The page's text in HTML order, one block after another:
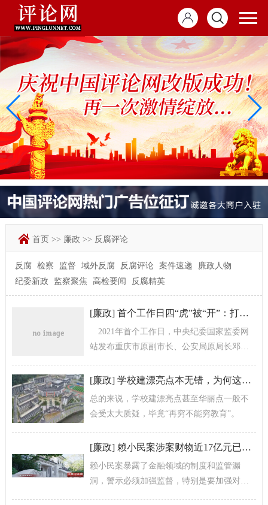
首页 >> 廉政 >> 反腐评论
反腐 检察 监督 域外反腐 反腐评论 案件速递
廉政人物
纪委新政
监察聚焦 高检要闻 反腐精英
[廉政] 首个工作日四“虎”被“开”：打虎的拳头，很硬！
2021年首个工作日，中央纪委国家监委网
站发布重庆市原副市长、公安局原局长邓恢
党中央坚定不移惩治腐败的决心意...
[廉政] 学校建漂亮点本无错，为何这所“豪华中学”让人困惑？
总的来说，学校建漂亮点甚至华丽点一般不
会受太大质疑，毕竟“再穷不能穷教育”。
[廉政] 赖小民案涉案财物近17亿元已追缴
赖小民案暴露了金融领域的制度和监管漏
洞，警示必须加强监督，特别是要加强对国